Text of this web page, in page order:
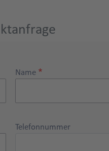
Name
Telefonnummer